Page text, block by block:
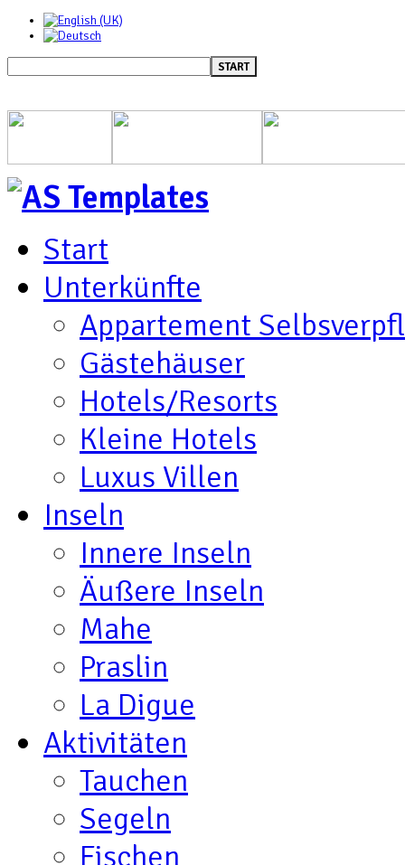
START
Start
Unterkünfte
Appartement
Gästehäuser
Hotels/Resorts
Kleine Hotels
Luxus Villen
Inseln
Innere Inseln
Äußere Inseln
Mahe
Praslin
La Digue
Aktivitäten
Tauchen
Segeln
Fischen